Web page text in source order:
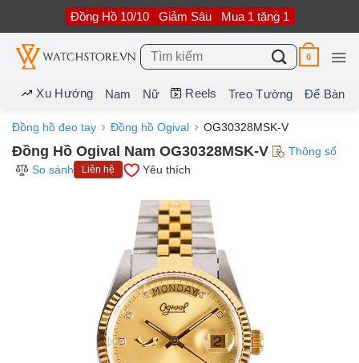
nội
dung
Đồng Hồ 10/10 Giảm Sâu Mua 1 tặng 1
Tìm
kiếm:
0
Xu Hướng Nam Nữ Reels Treo Tường Để Bàn
Đồng hồ đeo tay Đồng hồ Ogival OG30328MSK-V
Đồng Hồ Ogival Nam OG30328MSK-V
Thông số
So sánh
Liên hệ Yêu thích